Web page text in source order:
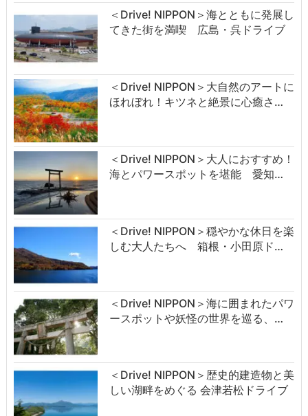
＜Drive! NIPPON＞海とともに発展し
てきた街を満喫 広島・呉ドライブ
＜Drive! NIPPON＞大自然のアートに
ほれぼれ！キツネと絶景に心癒さ…
＜Drive! NIPPON＞大人におすすめ！
海とパワースポットを堪能 愛知…
＜Drive! NIPPON＞穏やかな休日を楽
しむ大人たちへ 箱根・小田原ド…
＜Drive! NIPPON＞海に囲まれたパワ
ースポットや妖怪の世界を巡る、…
＜Drive! NIPPON＞歴史的建造物と美
しい湖畔をめぐる 会津若松ドライブ